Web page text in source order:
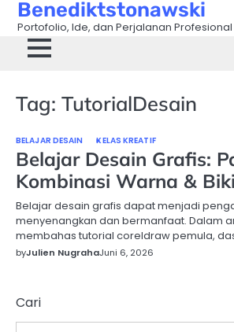
Skip
content
Benediktstonawski
Portofolio, Ide, dan Perjalanan
Tag: TutorialDesain
BELAJAR DESAIN KELAS KREATIF
Belajar Desain Grafis:
Kombinasi Warna &
Belajar desain grafis dapat menjadi
menyenangkan dan bermanfaat. Dalam
membahas tutorial coreldraw pemula,
byJulien NugrahaJuni 6, 2026
Cari